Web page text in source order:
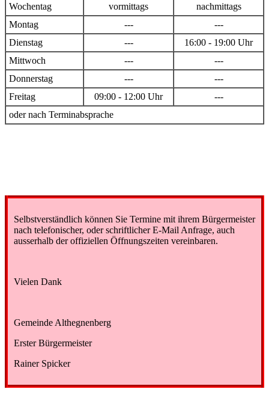
Wochentag vormittags
nachmittags
Montag
---
---
Dienstag
---
16:00 - 19:00 Uhr
Mittwoch
---
---
Donnerstag
---
---
Freitag
09:00 - 12:00 Uhr
---
oder nach Terminabsprache
Selbstverständlich können Sie Termine mit ihrem Bürgermeister
nach telefonischer, oder schriftlicher E-Mail Anfrage, auch
ausserhalb der offiziellen Öffnungszeiten vereinbaren.
Vielen Dank
Gemeinde Althegnenberg
Erster Bürgermeister
Rainer Spicker